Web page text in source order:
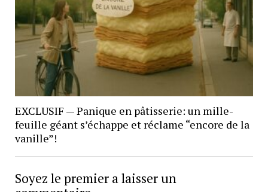
EXCLUSIF — Panique en pâtisserie: un mille-
feuille géant s’échappe et réclame “encore de la
vanille”!
Soyez le premier a laisser un